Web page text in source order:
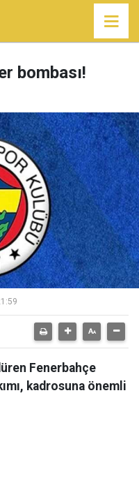
bombası!
Fenerbahçe
kadrosuna önemli